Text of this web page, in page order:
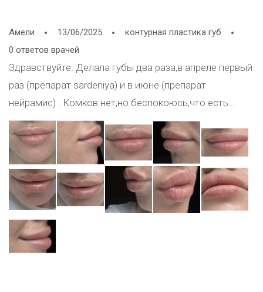
Амели 13/06/2025
контурная пластика губ
0 ответов врачей
Здравствуйте. Делала губы два раза,в апреле первый
раз (препарат sardeniya) и в июне (препарат
нейрамис) . Комков нет,но беспокоюсь,что есть
миграция. Второй косметолог сказал что есть чуть
миграция,и по ней колола, (по её словам) но я сама
не не вижу. Единственное,что я заметила точно,это
на фото где наклонила голову видно,что есть
ассиметрия. Подскажите что с ней еще сделать